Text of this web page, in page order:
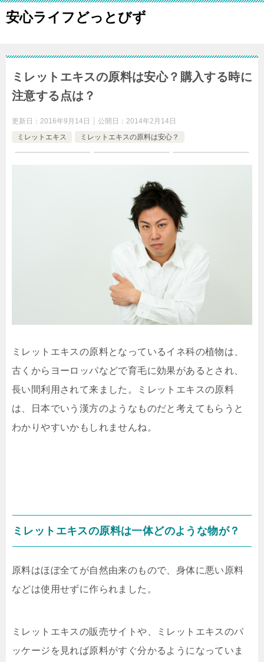
安心ライフどっとびず
ミレットエキスの原料は安心？購入する時に
注意する点は？
更新日： 2016年9月14日 公開日： 2014年2月14日
ミレットエキス
ミレットエキスの原料は安心？
ミレットエキスの原料となっているイネ科の植物は、
古くからヨーロッパなどで育毛に効果があるとされ、
長い間利用されて来ました。ミレットエキスの原料
は、日本でいう漢方のようなものだと考えてもらうと
わかりやすいかもしれませんね。
ミレットエキスの原料は一体どのような物が？
原料はほぼ全てが自然由来のもので、身体に悪い原料
などは使用せずに作られました。
ミレットエキスの販売サイトや、ミレットエキスのパ
ッケージを見れば原料がすぐ分かるようになっていま